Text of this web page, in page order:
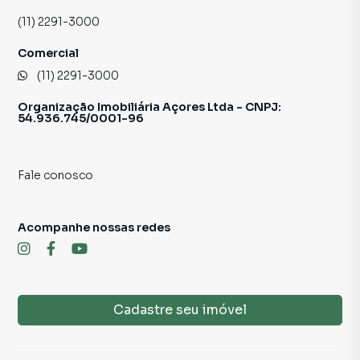
discutir os detalhes, não hesite em entrar em contato
conosco.
📲 Contato para Ligações ou WhatsApp
11 2291-3000
Fotos meramente ilustrativas.
(11) 2291-3000
Comercial
(11) 2291-3000
Organização Imobiliária Açores Ltda - CNPJ:
54.936.745/0001-96
Fale conosco
Cadastre seu imóvel
Acompanhe nossas redes